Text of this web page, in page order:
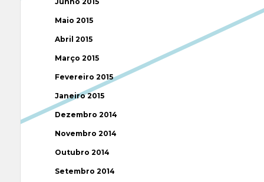
Maio 2015
Abril 2015
Março 2015
Fevereiro 2015
Janeiro 2015
Dezembro 2014
Novembro 2014
Outubro 2014
Setembro 2014